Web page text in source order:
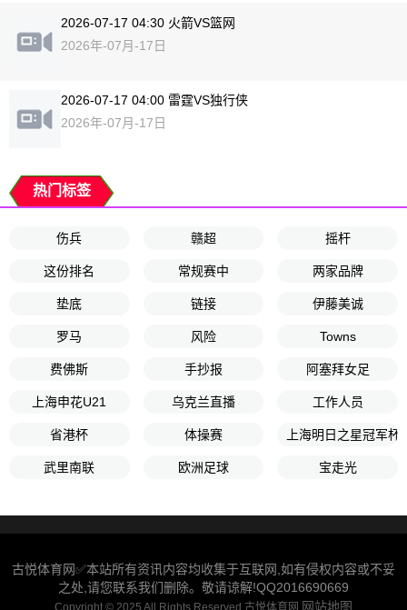
2026-07-17 04:30 火箭VS篮网
2026年-07月-17日
2026-07-17 04:00 雷霆VS独行侠
2026年-07月-17日
热门标签
伤兵 赣超 摇杆
这份排名 常规赛中 两家品牌
垫底 链接 伊藤美诚
罗马 风险 Towns
费佛斯 手抄报 阿塞拜女足
上海申花U21 乌克兰直播 工作人员
省港杯 体操赛 上海明日之星冠军
武里南联 欧洲足球 宝走光
古悦体育网✅本站所有资讯内容均收集于互联网,如有侵权内容或不妥
之处,请您联系我们删除。敬请谅解!QQ2016690669
网站地图